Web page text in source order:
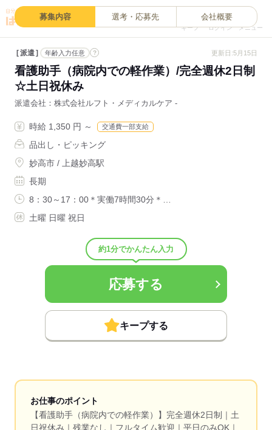
キープ ログイン メニュー
募集内容 選考・応募先 会社概要
派遣 年齢入力任意 ? 更新日:5月15日
看護助手（病院内での軽作業）/完全週休2日制
☆土日祝休み
派遣会社 株式会社ルフト・メディカルケア -
時給 1,350 円 ～ 交通費一部支給
品出し・ピッキング
妙高市 / 上越妙高駅
長期
8：30～17：00＊実働7時間30分＊…
土曜 日曜 祝日
約1分でかんたん入力
応募する
キープする
お仕事のポイント
【看護助手（病院内での軽作業）】完全週休2日制｜土
日祝休み｜残業なし｜フルタイム歓迎｜平日のみOK｜